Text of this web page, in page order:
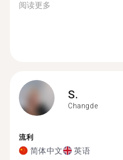
阅读更多
S.
Changde
流利
简体中文 英语